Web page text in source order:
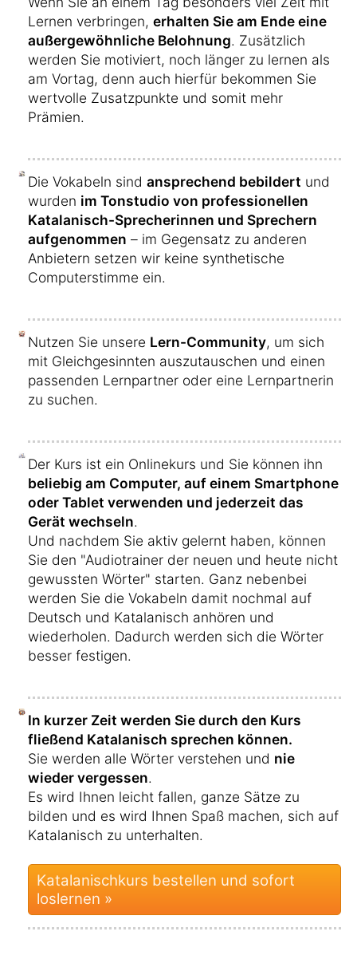
Lernen verbringen, erhalten Sie am Ende eine
außergewöhnliche Belohnung. Zusätzlich
werden Sie motiviert, noch länger zu lernen als
am Vortag, denn auch hierfür bekommen Sie
wertvolle Zusatzpunkte und somit mehr
Prämien.
Die Vokabeln sind ansprechend bebildert und
wurden im Tonstudio von professionellen
Katalanisch-Sprecherinnen und Sprechern
aufgenommen – im Gegensatz zu anderen
Anbietern setzen wir keine synthetische
Computerstimme ein.
Nutzen Sie unsere Lern-Community, um sich
mit Gleichgesinnten auszutauschen und einen
passenden Lernpartner oder eine Lernpartnerin
zu suchen.
Der Kurs ist ein Onlinekurs und Sie können ihn
beliebig am Computer, auf einem Smartphone
oder Tablet verwenden und jederzeit das
Gerät wechseln.
Und nachdem Sie aktiv gelernt haben, können
Sie den "Audiotrainer der neuen und heute nicht
gewussten Wörter" starten. Ganz nebenbei
werden Sie die Vokabeln damit nochmal auf
Deutsch und Katalanisch anhören und
wiederholen. Dadurch werden sich die Wörter
besser festigen.
In kurzer Zeit werden Sie durch den Kurs
fließend Katalanisch sprechen können.
Sie werden alle Wörter verstehen und nie
wieder vergessen.
Es wird Ihnen leicht fallen, ganze Sätze zu
bilden und es wird Ihnen Spaß machen, sich auf
Katalanisch zu unterhalten.
Katalanischkurs bestellen und sofort
loslernen »